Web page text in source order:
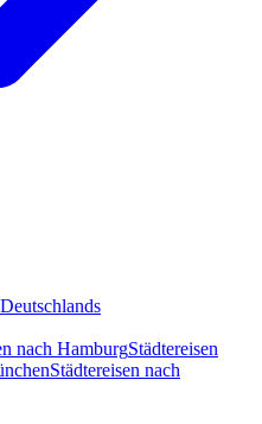
nach HamburgStädtereisen
Städtereisen nach